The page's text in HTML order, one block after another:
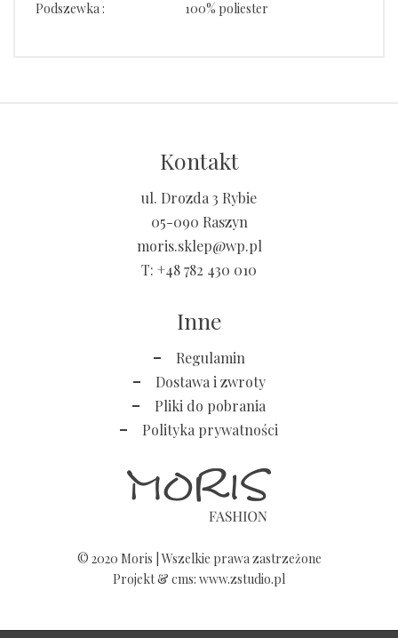
Podszewka :
100% poliester
Kontakt
ul. Drozda 3 Rybie
05-090 Raszyn
moris.sklep@wp.pl
T: +48 782 430 010
Inne
Regulamin
Dostawa i zwroty
Pliki do pobrania
Polityka prywatności
© 2020 Moris | Wszelkie prawa zastrzeżone
Projekt & cms: www.zstudio.pl